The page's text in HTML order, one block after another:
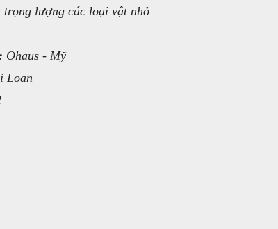
trọng lượng các loại vật nhỏ
Ohaus - Mỹ
Loan